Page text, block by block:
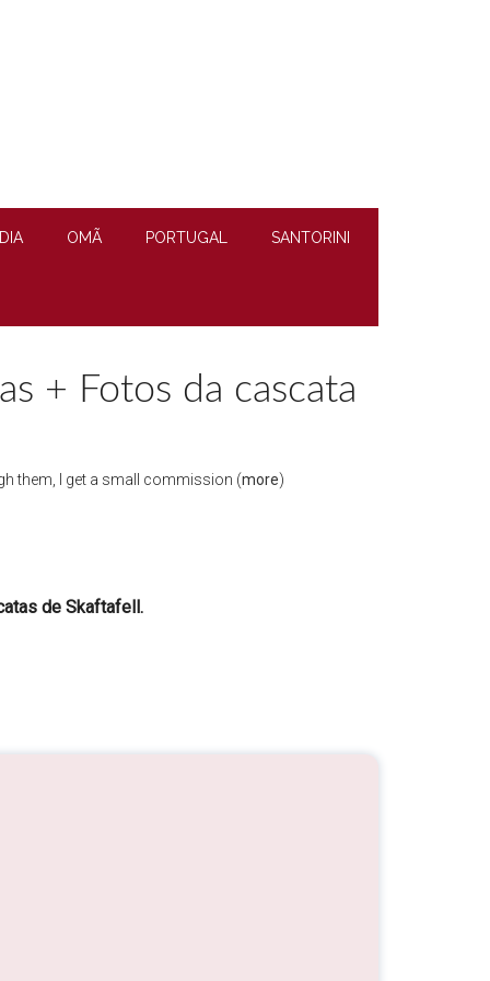
OMÃ PORTUGAL SANTORINI
+ Fotos da cascata
them, I get a small commission (more)
de Skaftafell.